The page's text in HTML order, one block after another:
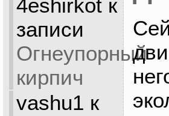
4eshirkotк
записи
Огнеупорный
кирпич
vashu1 к